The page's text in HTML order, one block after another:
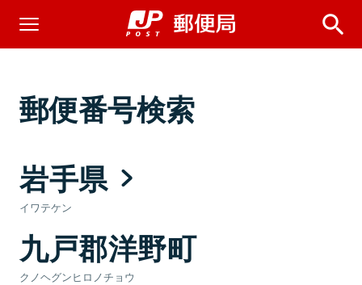
郵便番号検索
岩手県
イワテケン
九戸郡洋野町
クノヘグンヒロノチョウ